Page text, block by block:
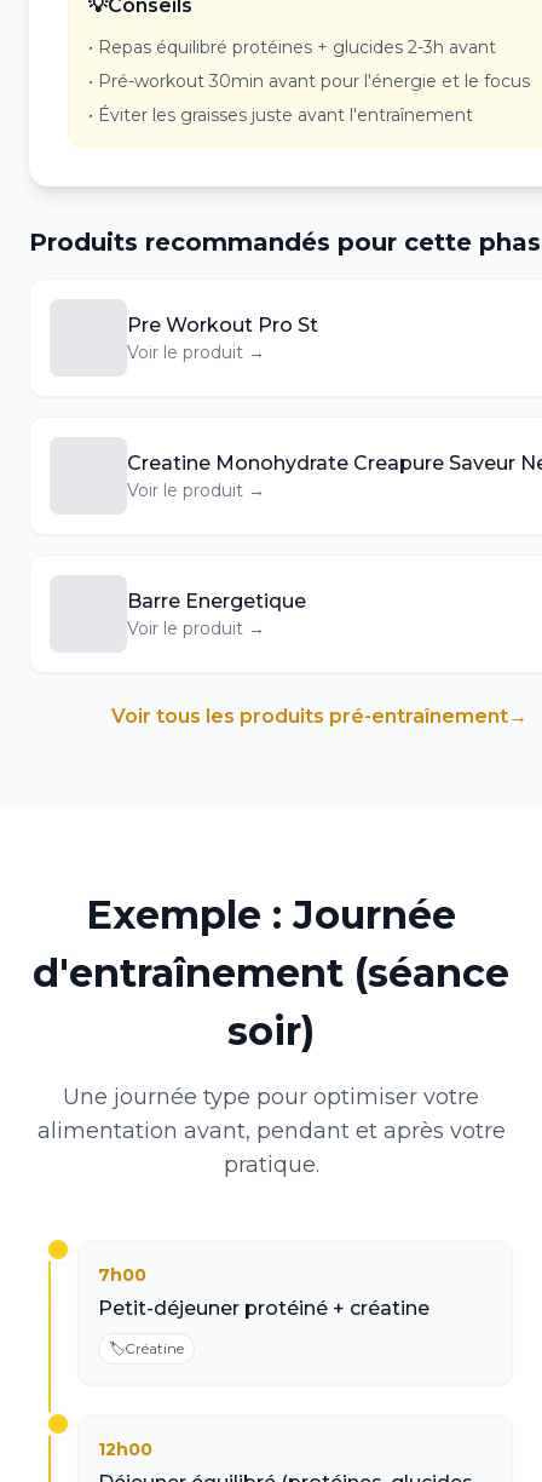
💡Conseils
• Repas équilibré protéines + glucides 2-3h avant
• Pré-workout 30min avant pour l'énergie et le focus
• Éviter les graisses juste avant l'entraînement
Produits recommandés pour cette
Pre Workout Pro St
Voir le produit →
Creatine Monohydrate Creapure Saveur
Voir le produit →
Barre Energetique
Voir le produit →
Voir tous les produits pré-entraînement→
Exemple : Journée
d'entraînement (séance
soir)
Une journée type pour optimiser votre
alimentation avant, pendant et après votre
pratique.
7h00
Petit-déjeuner protéiné + créatine
🏷️Créatine
12h00